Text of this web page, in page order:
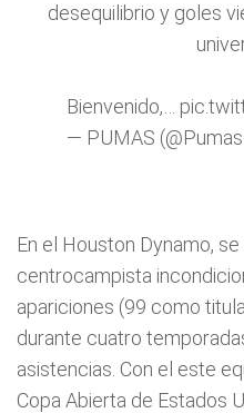
desequilibrio y goles
Bienvenido,…
— PUMAS
En el Houston Dynamo,
centrocampista
apariciones (99 como
durante cuatro
asistencias. Con el este
Copa Abierta de Estados